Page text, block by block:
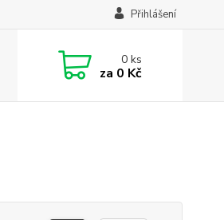
Přihlášení
0ks
za 0 Kč